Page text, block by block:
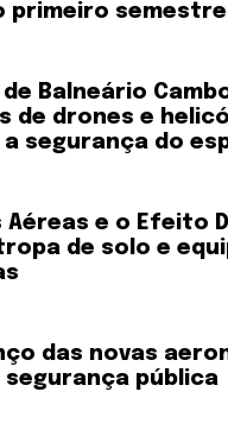
primeiro semestre
Balneário
de drones e
segurança do
Aéreas e o Efeito
de solo e
das novas
segurança pública